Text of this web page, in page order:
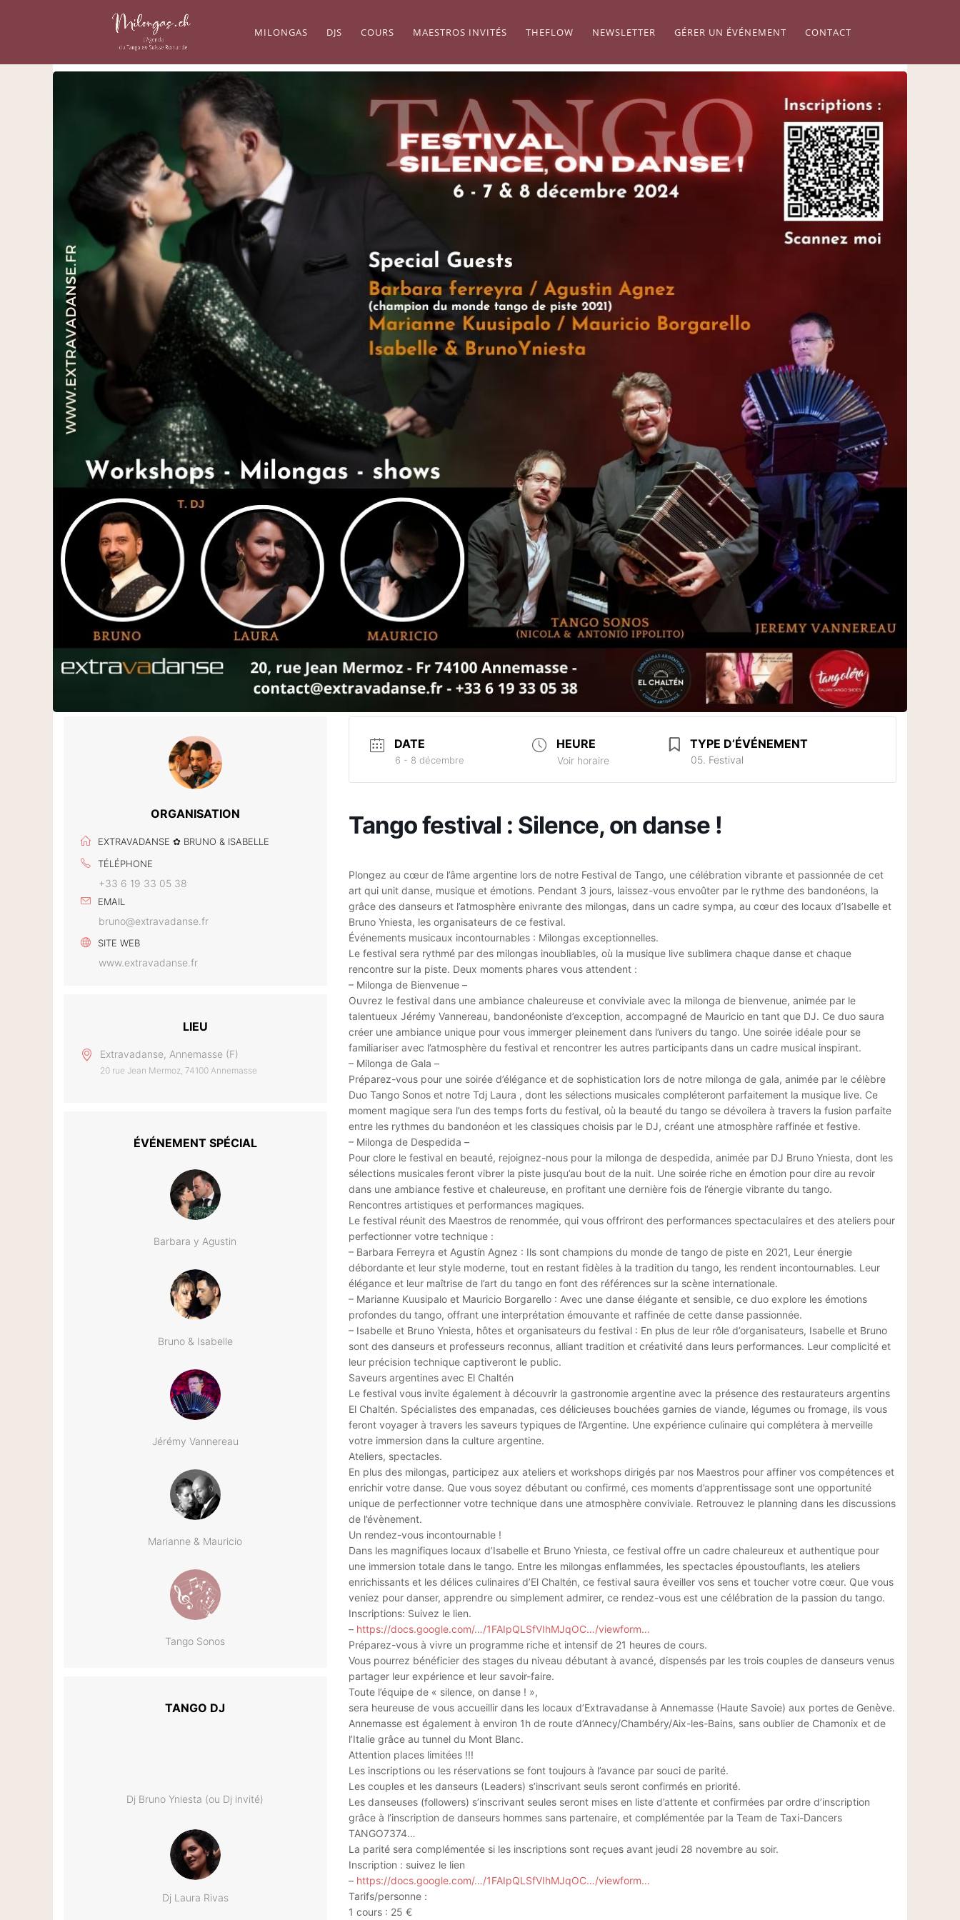
MILONGAS DJS COURS MAESTROS INVITÉS THEFLOW NEWSLETTER GÉRER UN ÉVÉNEMENT CONTACT
ORGANISATION
EXTRAVADANSE ✿ BRUNO & ISABELLE
TÉLÉPHONE
+33 6 19 33 05 38
EMAIL
bruno@extravadanse.fr
SITE WEB
www.extravadanse.fr
LIEU
Extravadanse, Annemasse (F)
20 rue Jean Mermoz, 74100 Annemasse
ÉVÉNEMENT SPÉCIAL
Barbara y Agustin
Bruno & Isabelle
Jérémy Vannereau
Marianne & Mauricio
Tango Sonos
TANGO DJ
Dj Bruno Yniesta (ou Dj invité)
Dj Laura Rivas
DATE
6 - 8 décembre
HEURE
Voir horaire
TYPE D’ÉVÉNEMENT
05. Festival
Tango festival : Silence, on danse !
Plongez au cœur de l’âme argentine lors de notre Festival de Tango, une célébration vibrante et passionnée de cet
art qui unit danse, musique et émotions. Pendant 3 jours, laissez-vous envoûter par le rythme des bandonéons, la
grâce des danseurs et l’atmosphère enivrante des milongas, dans un cadre sympa, au cœur des locaux d’Isabelle et
Bruno Yniesta, les organisateurs de ce festival.
Événements musicaux incontournables : Milongas exceptionnelles.
Le festival sera rythmé par des milongas inoubliables, où la musique live sublimera chaque danse et chaque
rencontre sur la piste. Deux moments phares vous attendent :
– Milonga de Bienvenue –
Ouvrez le festival dans une ambiance chaleureuse et conviviale avec la milonga de bienvenue, animée par le
talentueux Jérémy Vannereau, bandonéoniste d’exception, accompagné de Mauricio en tant que DJ. Ce duo saura
créer une ambiance unique pour vous immerger pleinement dans l’univers du tango. Une soirée idéale pour se
familiariser avec l’atmosphère du festival et rencontrer les autres participants dans un cadre musical inspirant.
– Milonga de Gala –
Préparez-vous pour une soirée d’élégance et de sophistication lors de notre milonga de gala, animée par le célèbre
Duo Tango Sonos et notre Tdj Laura , dont les sélections musicales compléteront parfaitement la musique live. Ce
moment magique sera l’un des temps forts du festival, où la beauté du tango se dévoilera à travers la fusion parfaite
entre les rythmes du bandonéon et les classiques choisis par le DJ, créant une atmosphère raffinée et festive.
– Milonga de Despedida –
Pour clore le festival en beauté, rejoignez-nous pour la milonga de despedida, animée par DJ Bruno Yniesta, dont les
sélections musicales feront vibrer la piste jusqu’au bout de la nuit. Une soirée riche en émotion pour dire au revoir
dans une ambiance festive et chaleureuse, en profitant une dernière fois de l’énergie vibrante du tango.
Rencontres artistiques et performances magiques.
Le festival réunit des Maestros de renommée, qui vous offriront des performances spectaculaires et des ateliers pour
perfectionner votre technique :
– Barbara Ferreyra et Agustín Agnez : Ils sont champions du monde de tango de piste en 2021, Leur énergie
débordante et leur style moderne, tout en restant fidèles à la tradition du tango, les rendent incontournables. Leur
élégance et leur maîtrise de l’art du tango en font des références sur la scène internationale.
– Marianne Kuusipalo et Mauricio Borgarello : Avec une danse élégante et sensible, ce duo explore les émotions
profondes du tango, offrant une interprétation émouvante et raffinée de cette danse passionnée.
– Isabelle et Bruno Yniesta, hôtes et organisateurs du festival : En plus de leur rôle d’organisateurs, Isabelle et Bruno
sont des danseurs et professeurs reconnus, alliant tradition et créativité dans leurs performances. Leur complicité et
leur précision technique captiveront le public.
Saveurs argentines avec El Chaltén
Le festival vous invite également à découvrir la gastronomie argentine avec la présence des restaurateurs argentins
El Chaltén. Spécialistes des empanadas, ces délicieuses bouchées garnies de viande, légumes ou fromage, ils vous
feront voyager à travers les saveurs typiques de l’Argentine. Une expérience culinaire qui complétera à merveille
votre immersion dans la culture argentine.
Ateliers, spectacles.
En plus des milongas, participez aux ateliers et workshops dirigés par nos Maestros pour affiner vos compétences et
enrichir votre danse. Que vous soyez débutant ou confirmé, ces moments d’apprentissage sont une opportunité
unique de perfectionner votre technique dans une atmosphère conviviale. Retrouvez le planning dans les discussions
de l’évènement.
Un rendez-vous incontournable !
Dans les magnifiques locaux d’Isabelle et Bruno Yniesta, ce festival offre un cadre chaleureux et authentique pour
une immersion totale dans le tango. Entre les milongas enflammées, les spectacles époustouflants, les ateliers
enrichissants et les délices culinaires d’El Chaltén, ce festival saura éveiller vos sens et toucher votre cœur. Que vous
veniez pour danser, apprendre ou simplement admirer, ce rendez-vous est une célébration de la passion du tango.
Inscriptions: Suivez le lien.
– https://docs.google.com/…/1FAIpQLSfVIhMJqOC…/viewform…
Préparez-vous à vivre un programme riche et intensif de 21 heures de cours.
Vous pourrez bénéficier des stages du niveau débutant à avancé, dispensés par les trois couples de danseurs venus
partager leur expérience et leur savoir-faire.
Toute l’équipe de « silence, on danse ! »,
sera heureuse de vous accueillir dans les locaux d’Extravadanse à Annemasse (Haute Savoie) aux portes de Genève.
Annemasse est également à environ 1h de route d’Annecy/Chambéry/Aix-les-Bains, sans oublier de Chamonix et de
l’Italie grâce au tunnel du Mont Blanc.
Attention places limitées !!!
Les inscriptions ou les réservations se font toujours à l’avance par souci de parité.
Les couples et les danseurs (Leaders) s’inscrivant seuls seront confirmés en priorité.
Les danseuses (followers) s’inscrivant seules seront mises en liste d’attente et confirmées par ordre d’inscription
grâce à l’inscription de danseurs hommes sans partenaire, et complémentée par la Team de Taxi-Dancers
TANGO7374…
La parité sera complémentée si les inscriptions sont reçues avant jeudi 28 novembre au soir.
Inscription : suivez le lien
– https://docs.google.com/…/1FAIpQLSfVIhMJqOC…/viewform…
Tarifs/personne :
1 cours : 25 €